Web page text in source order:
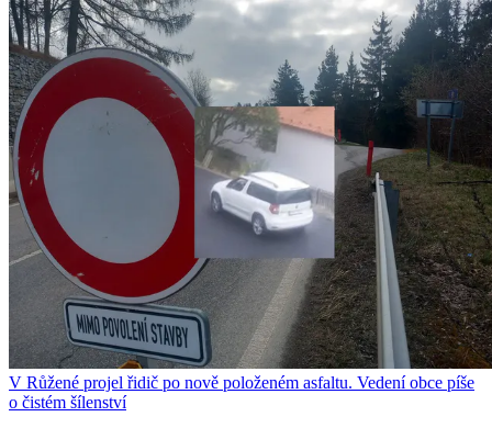
V Růžené projel řidič po nově položeném asfaltu. Vedení obce píše
o čistém šílenství